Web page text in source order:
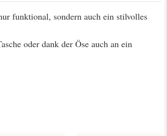
funktional, sondern auch ein stilvolles
oder dank der Öse auch an ein